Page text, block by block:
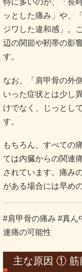
特に多いのが、「長
ッとした痛み」や、
ジワした違和感」。
辺の関節や靭帯の影
す。
なお、「肩甲骨の外
いった症状とは少し
けでなく、じっとし
す。
もちろん、すべての
ては内臓からの関連
されています。痛み
がある場合には早め
#肩甲骨の痛み #真ん
連痛の可能性
主な原因 ① 筋